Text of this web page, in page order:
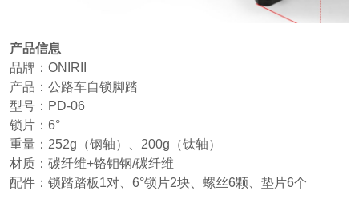
产品信息
品牌：ONIRII
产品：公路车自锁脚踏
型号：PD-06
锁片：6°
重量：252g（钢轴）、200g（钛轴）
材质：碳纤维+铬钼钢/碳纤维
配件：锁踏踏板1对、6°锁片2块、螺丝6颗、垫片6个